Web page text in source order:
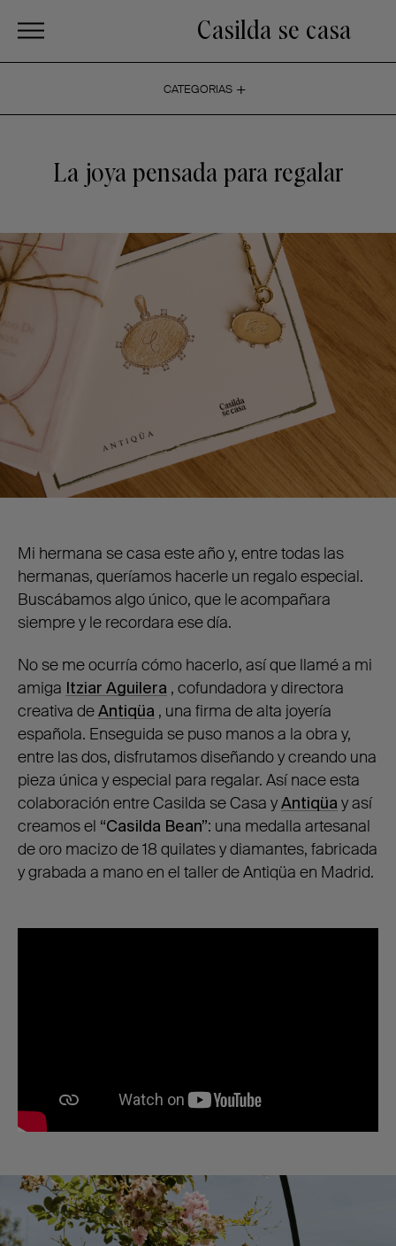
Casilda se casa
CATEGORIAS +
La joya pensada para regalar
Mi hermana se casa este año y, entre todas las
hermanas, queríamos hacerle un regalo especial.
Buscábamos algo único, que le acompañara
siempre y le recordara ese día.
No se me ocurría cómo hacerlo, así que llamé a mi
amiga Itziar Aguilera , cofundadora y directora
creativa deAntiqüa , una firma de alta joyería
española. Enseguida se puso manos a la obra y,
entre las dos, disfrutamos diseñando y creando una
pieza única y especial para regalar. Así nace esta
colaboración entre Casilda se Casa yAntiqüa y así
creamos el “Casilda Bean”: una medalla artesanal
de oro macizo de 18 quilates y diamantes, fabricada
y grabada a mano en el taller de Antiqüa en Madrid.